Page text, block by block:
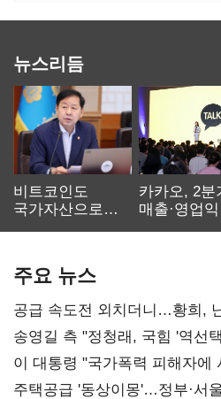
뉴스리듬
비트코인도
국가자산으로…'
카카오, 2분
매출·영업
주요 뉴스
공급 속도전 외치더니…황희,
리모델링' 제안
송영길 측 "정청래, 국힘 '역선
총선 지휘 못해"
이 대통령 "국가폭력 피해자
진실 밝혀야"
주택공급 '동상이몽'…정부·서